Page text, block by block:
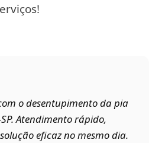
o desentupimento da pia
Atendimento rápido,
eficaz no mesmo dia.